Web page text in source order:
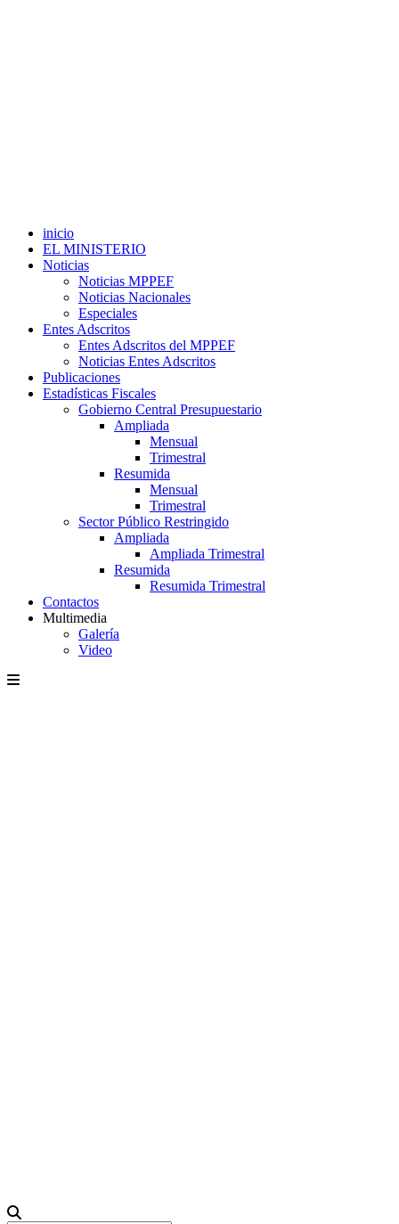
inicio
EL MINISTERIO
Noticias
Noticias MPPEF
Noticias Nacionales
Especiales
Entes Adscritos
Entes Adscritos del MPPEF
Noticias Entes Adscritos
Publicaciones
Estadísticas Fiscales
Gobierno Central Presupuestario
Ampliada
Mensual
Trimestral
Resumida
Mensual
Trimestral
Sector Público Restringido
Ampliada
Ampliada Trimestral
Resumida
Resumida Trimestral
Contactos
Multimedia
Galería
Video